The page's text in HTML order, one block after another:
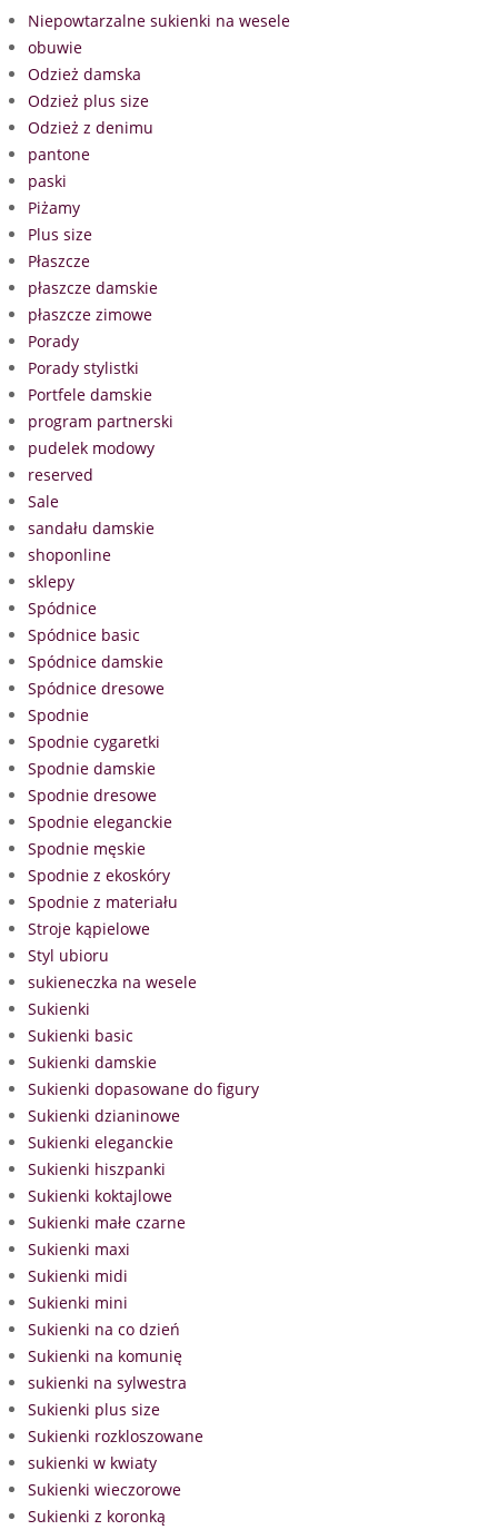
Niepowtarzalne sukienki na wesele
obuwie
Odzież damska
Odzież plus size
Odzież z denimu
pantone
paski
Piżamy
Plus size
Płaszcze
płaszcze damskie
płaszcze zimowe
Porady
Porady stylistki
Portfele damskie
program partnerski
pudelek modowy
reserved
Sale
sandału damskie
shoponline
sklepy
Spódnice
Spódnice basic
Spódnice damskie
Spódnice dresowe
Spodnie
Spodnie cygaretki
Spodnie damskie
Spodnie dresowe
Spodnie eleganckie
Spodnie męskie
Spodnie z ekoskóry
Spodnie z materiału
Stroje kąpielowe
Styl ubioru
sukieneczka na wesele
Sukienki
Sukienki basic
Sukienki damskie
Sukienki dopasowane do figury
Sukienki dzianinowe
Sukienki eleganckie
Sukienki hiszpanki
Sukienki koktajlowe
Sukienki małe czarne
Sukienki maxi
Sukienki midi
Sukienki mini
Sukienki na co dzień
Sukienki na komunię
sukienki na sylwestra
Sukienki plus size
Sukienki rozkloszowane
sukienki w kwiaty
Sukienki wieczorowe
Sukienki z koronką